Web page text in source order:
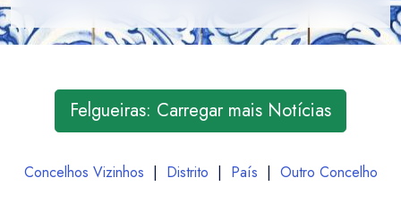
Felgueiras: Carregar mais Notícias
Concelhos Vizinhos | Distrito | País | Outro Concelho